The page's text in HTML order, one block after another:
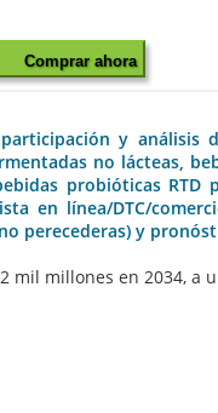
Comprar ahora
y
no lácteas,
probióticas RTD
en línea/DTC/
perecederas) y
millones en 2034, a